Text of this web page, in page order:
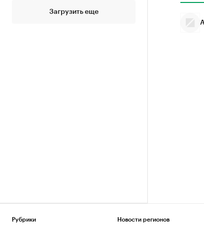
Загрузить еще
Рубрики Новости регионов